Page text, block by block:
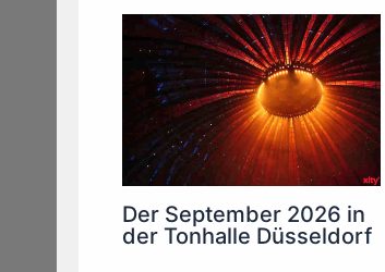
Der September 2026 in
der Tonhalle Düsseldorf